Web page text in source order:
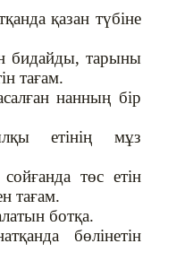
қазан түбіне
бидайды, тарыны
тағам.
нанның бір
етінің мұз
төс етін
тағам.
ботқа.
бөлінетін